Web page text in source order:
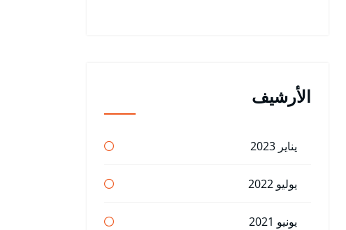
الأرشيف
يناير 2023
يوليو 2022
يونيو 2021